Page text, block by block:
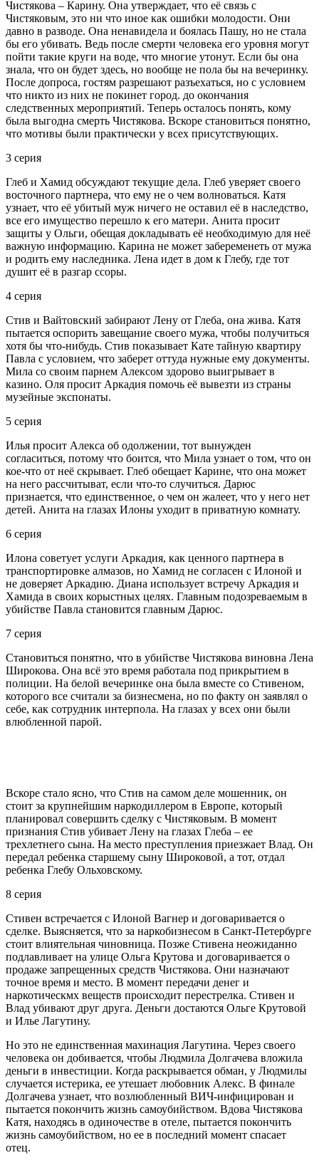
Чистякова – Карину. Она утверждает, что её связь с
Чистяковым, это ни что иное как ошибки молодости. Они
давно в разводе. Она ненавидела и боялась Пашу, но не стала
бы его убивать. Ведь после смерти человека его уровня могут
пойти такие круги на воде, что многие утонут. Если бы она
знала, что он будет здесь, но вообще не пола бы на вечеринку.
После допроса, гостям разрешают разъехаться, но с условием
что никто из них не покинет город. до окончания
следственных мероприятий. Теперь осталось понять, кому
была выгодна смерть Чистякова. Вскоре становиться понятно,
что мотивы были практически у всех присутствующих.
3 серия
Глеб и Хамид обсуждают текущие дела. Глеб уверяет своего
восточного партнера, что ему не о чем волноваться. Катя
узнает, что её убитый муж ничего не оставил её в наследство,
все его имущество перешло к его матери. Анита просит
защиты у Ольги, обещая докладывать её необходимую для неё
важную информацию. Карина не может забеременеть от мужа
и родить ему наследника. Лена идет в дом к Глебу, где тот
душит её в разгар ссоры.
4 серия
Стив и Вайтовский забирают Лену от Глеба, она жива. Катя
пытается оспорить завещание своего мужа, чтобы получиться
хотя бы что-нибудь. Стив показывает Кате тайную квартиру
Павла с условием, что заберет оттуда нужные ему документы.
Мила со своим парнем Алексом здорово выигрывает в
казино. Оля просит Аркадия помочь её вывезти из страны
музейные экспонаты.
5 серия
Илья просит Алекса об одолжении, тот вынужден
согласиться, потому что боится, что Мила узнает о том, что он
кое-что от неё скрывает. Глеб обещает Карине, что она может
на него рассчитыват, если что-то случиться. Дарюс
признается, что единственное, о чем он жалеет, что у него нет
детей. Анита на глазах Илоны уходит в приватную комнату.
6 серия
Илона советует услуги Аркадия, как ценного партнера в
транспортировке алмазов, но Хамид не согласен с Илоной и
не доверяет Аркадию. Диана использует встречу Аркадия и
Хамида в своих корыстных целях. Главным подозреваемым в
убийстве Павла становится главным Дарюс.
7 серия
Становиться понятно, что в убийстве Чистякова виновна Лена
Широкова. Она всё это время работала под прикрытием в
полиции. На белой вечеринке она была вместе со Стивеном,
которого все считали за бизнесмена, но по факту он заявлял о
себе, как сотрудник интерпола. На глазах у всех они были
влюбленной парой.
Вскоре стало ясно, что Стив на самом деле мошенник, он
стоит за крупнейшим наркодиллером в Европе, который
планировал совершить сделку с Чистяковым. В момент
признания Стив убивает Лену на глазах Глеба – ее
трехлетнего сына. На место преступления приезжает Влад. Он
передал ребенка старшему сыну Широковой, а тот, отдал
ребенка Глебу Ольховскому.
8 серия
Стивен встречается с Илоной Вагнер и договаривается о
сделке. Выясняется, что за наркобизнесом в Санкт-Петербурге
стоит влиятельная чиновница. Позже Стивена неожиданно
подлавливает на улице Ольга Крутова и договаривается о
продаже запрещенных средств Чистякова. Они назначают
точное время и место. В момент передачи денег и
наркотическмх веществ происходит перестрелка. Стивен и
Влад убивают друг друга. Деньги достаются Ольге Крутовой
и Илье Лагутину.
Но это не единственная махинация Лагутина. Через своего
человека он добивается, чтобы Людмила Долгачева вложила
деньги в инвестиции. Когда раскрывается обман, у Людмилы
случается истерика, ее утешает любовник Алекс. В финале
Долгачева узнает, что возлюбленный ВИЧ-инфицирован и
пытается покончить жизнь самоубийством. Вдова Чистякова
Катя, находясь в одиночестве в отеле, пытается покончить
жизнь самоубийством, но ее в последний момент спасает
отец.